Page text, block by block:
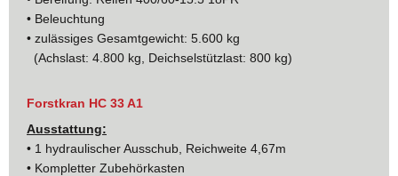
• Beleuchtung
• zulässiges Gesamtgewicht: 5.600 kg
(Achslast: 4.800 kg, Deichselstützlast: 800 kg)
Forstkran HC 33 A1
Ausstattung:
• 1 hydraulischer Ausschub, Reichweite 4,67m
• Kompletter Zubehörkasten